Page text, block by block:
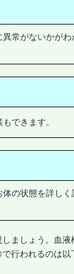
常がないかがわ
できます。
の状態を詳し
ましょう。血液
で行われるのは